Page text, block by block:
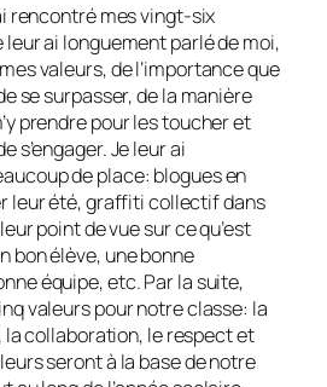
rencontré mes vingt-six
leur ai longuement parlé de moi,
valeurs, de l’importance que
se surpasser, de la manière
prendre pour les toucher et
s’engager. Je leur ai
de place: blogues en
leur été, graffiti collectif dans
point de vue sur ce qu’est
bon élève, une bonne
équipe, etc. Par la suite,
valeurs pour notre classe: la
collaboration, le respect et
seront à la base de notre